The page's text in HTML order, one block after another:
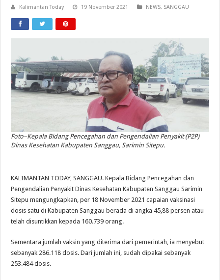
Kalimantan Today 19 November 2021 NEWS, SANGGAU
Foto–Kepala Bidang Pencegahan dan Pengendalian Penyakit (P2P)
Dinas Kesehatan Kabupaten Sanggau, Sarimin Sitepu.
KALIMANTAN TODAY, SANGGAU. Kepala Bidang Pencegahan dan
Pengendalian Penyakit Dinas Kesehatan Kabupaten Sanggau Sarimin
Sitepu mengungkapkan, per 18 November 2021 capaian vaksinasi
dosis satu di Kabupaten Sanggau berada di angka 45,88 persen atau
telah disuntikkan kepada 160.739 orang.
Sementara jumlah vaksin yang diterima dari pemerintah, ia menyebut
sebanyak 286.118 dosis. Dari jumlah ini, sudah dipakai sebanyak
253.484 dosis.